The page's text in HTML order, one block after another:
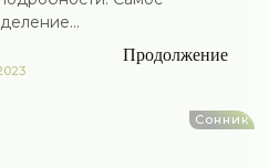
Продолжение
Сонник